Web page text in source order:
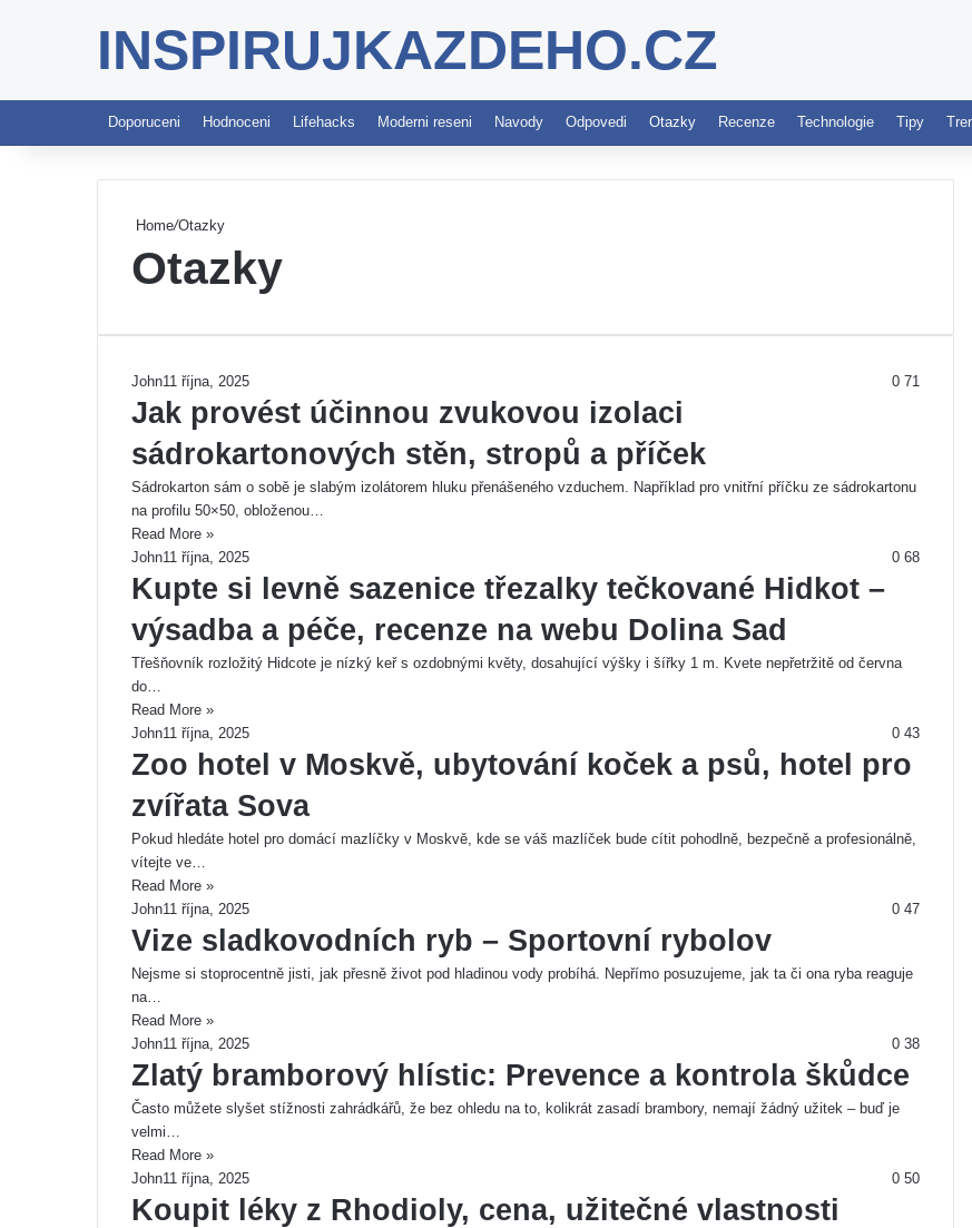
INSPIRUJKAZDEHO.CZ
Doporuceni Hodnoceni Lifehacks Moderni reseni Navody Odpovedi Otazky Recenze Technologie Tipy
Home/Otazky
Otazky
John11 října, 2025 0 71
Jak provést účinnou zvukovou izolaci
sádrokartonových stěn, stropů a příček
Sádrokarton sám o sobě je slabým izolátorem hluku přenášeného vzduchem. Například pro vnitřní příčku ze sádrokartonu
na profilu 50×50, obloženou…
Read More »
John11 října, 2025 0 68
Kupte si levně sazenice třezalky tečkované Hidkot –
výsadba a péče, recenze na webu Dolina Sad
Třešňovník rozložitý Hidcote je nízký keř s ozdobnými květy, dosahující výšky i šířky 1 m. Kvete nepřetržitě od června
do…
Read More »
John11 října, 2025 0 43
Zoo hotel v Moskvě, ubytování koček a psů, hotel pro
zvířata Sova
Pokud hledáte hotel pro domácí mazlíčky v Moskvě, kde se váš mazlíček bude cítit pohodlně, bezpečně a profesionálně,
vítejte ve…
Read More »
John11 října, 2025 0 47
Vize sladkovodních ryb – Sportovní rybolov
Nejsme si stoprocentně jisti, jak přesně život pod hladinou vody probíhá. Nepřímo posuzujeme, jak ta či ona ryba reaguje
na…
Read More »
John11 října, 2025 0 38
Zlatý bramborový hlístic: Prevence a kontrola škůdce
Často můžete slyšet stížnosti zahrádkářů, že bez ohledu na to, kolikrát zasadí brambory, nemají žádný užitek – buď je
velmi…
Read More »
John11 října, 2025 0 50
Koupit léky z Rhodioly, cena, užitečné vlastnosti